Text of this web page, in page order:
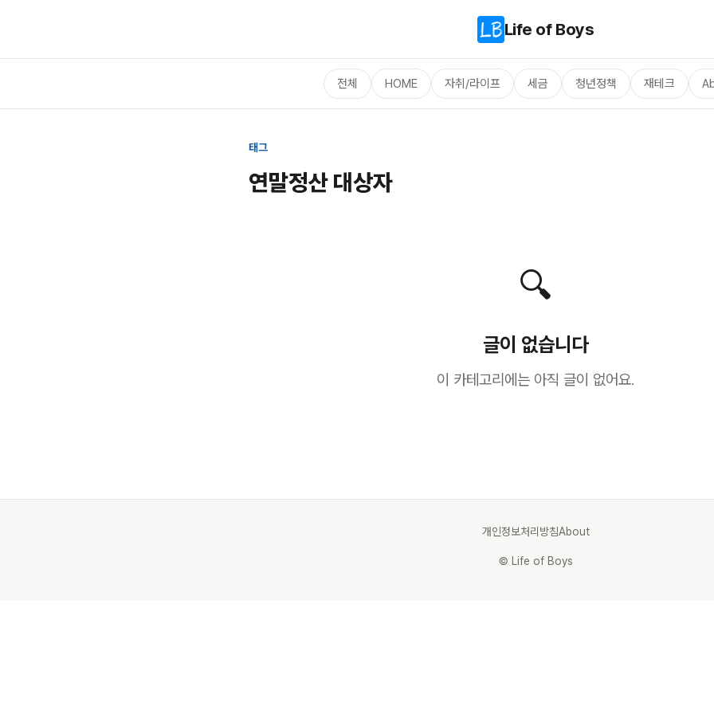
Life of Boys
전체 HOME 자취/라이프 세금 청년정책 재테크
태그
연말정산 대상자
🔍
글이 없습니다
이 카테고리에는 아직 글이 없어요.
개인정보처리방침About
© Life of Boys